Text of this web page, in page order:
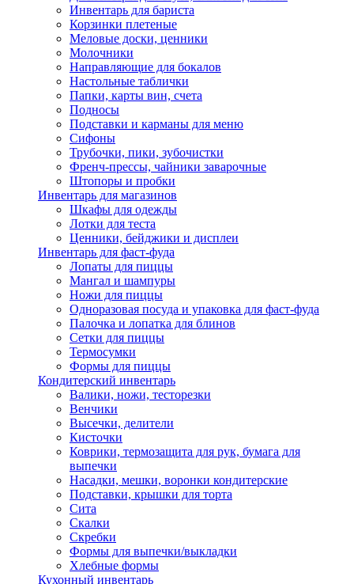
Инвентарь для бариста
Корзинки плетеные
Меловые доски, ценники
Молочники
Направляющие для бокалов
Настольные таблички
Папки, карты вин, счета
Подносы
Подставки и карманы для меню
Сифоны
Трубочки, пики, зубочистки
Френч-прессы, чайники заварочные
Штопоры и пробки
Инвентарь для магазинов
Шкафы для одежды
Лотки для теста
Ценники, бейджики и дисплеи
Инвентарь для фаст-фуда
Лопаты для пиццы
Мангал и шампуры
Ножи для пиццы
Одноразовая посуда и упаковка для фаст-фуда
Палочка и лопатка для блинов
Сетки для пиццы
Термосумки
Формы для пиццы
Кондитерский инвентарь
Валики, ножи, тесторезки
Венчики
Высечки, делители
Кисточки
Коврики, термозащита для рук, бумага для
выпечки
Насадки, мешки, воронки кондитерские
Подставки, крышки для торта
Сита
Скалки
Скребки
Формы для выпечки/выкладки
Хлебные формы
Кухонный инвентарь